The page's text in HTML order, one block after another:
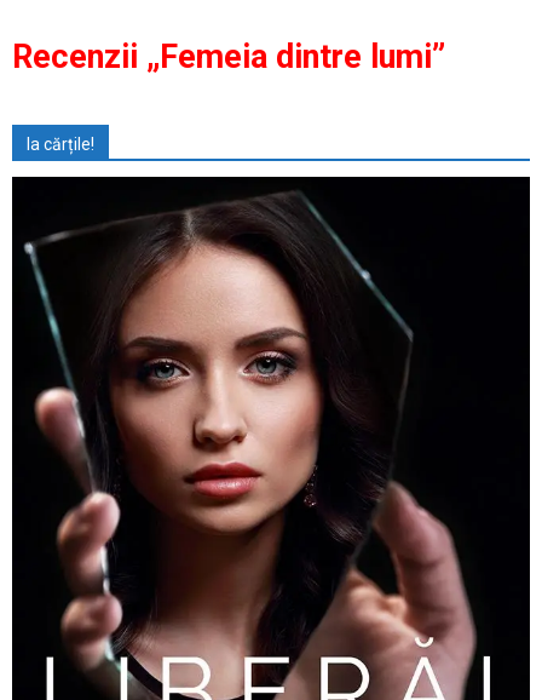
Recenzii „Femeia dintre lumi”
Ia cărțile!